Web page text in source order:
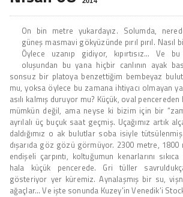
On bin metre yukardayız. Solumda,
güneş masmavi gökyüzünde pırıl pırıl.
Öylece uzanıp gidiyor, kıpırtısız… Ve
oluşundan bu yana hiçbir canlının ayak
sonsuz bir platoya benzettiğim bembeyaz
mu, yoksa öylece bu zamana ihtiyacı olmayan
asılı kalmış duruyor mu? Küçük, oval
mümkün değil, ama neyse ki bizim için bir
ayrılalı üç buçuk saat geçmiş. Uçağımız artık
daldığımız o ak bulutlar soba isiyle
dışarıda göz gözü görmüyor. 2300 metre,
endişeli çarpıntı, koltuğumun kenarlarını
hala küçük pencerede. Gri tüller
gösteriyor yer küremiz. Aynalaşmış bir su,
ağaçlar… Ve işte sonunda Kuzey’in Venedik’i